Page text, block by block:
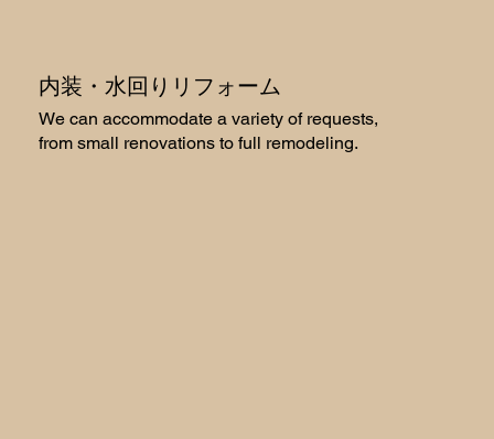
内装・水回りリフォーム
We can accommodate a variety of requests,
from small renovations to full remodeling.